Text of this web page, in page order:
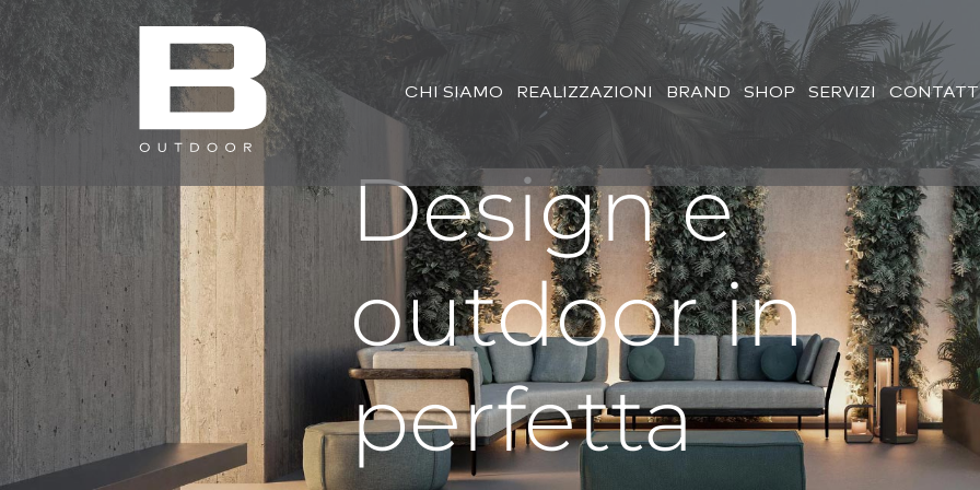
CHI SIAMO REALIZZAZIONI BRAND SHOP SERVIZI
Design e
outdoor in
perfetta